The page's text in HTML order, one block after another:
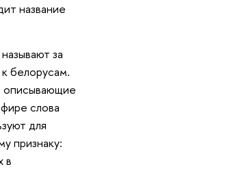
название
за
белорусам.
описывающие
слова
для
признаку:
в